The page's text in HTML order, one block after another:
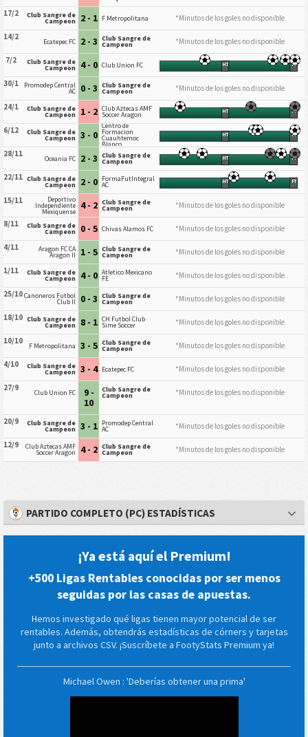
17/2 Club Sangre de
Campeon 2 - 1 F Metropolitana
*Minutos de los goles no disponible
14/2
Ecatepec FC 2 - 3 Club Sangre de
Campeon
*Minutos de los goles no disponible
7/2
Club Sangre de
Campeon 4 - 0 Club Union FC HT FT
30/1 Promodep Central
AC 0 - 3 Club Sangre de
Campeon
*Minutos de los goles no disponible
24/1
Club Sangre de
Campeon 1 - 2 Club Aztecas AMF
Soccer Aragon HT FT
6/12 Club Sangre de
Campeon 3 - 0
Centro de
Formacion
Cuauhtemoc
Blanco
HT FT
28/11 Oceania FC 2 - 3 Club Sangre de
Campeon HT FT
22/11 Club Sangre de
Campeon 2 - 0 FormaFutIntegral
AC HT FT
15/11 Deportivo
Independiente
Mexiquense 4 - 2 Club Sangre de
Campeon
*Minutos de los goles no disponible
8/11
Club Sangre de
Campeon 0 - 5 Chivas Alamos FC
*Minutos de los goles no disponible
4/11
Aragon FC CA
Aragon II 1 - 5 Club Sangre de
Campeon
*Minutos de los goles no disponible
1/11
Club Sangre de
Campeon 4 - 0 Atletico Mexicano
FE
*Minutos de los goles no disponible
25/10Canoneros Futbol
Club II 0 - 3 Club Sangre de
Campeon
*Minutos de los goles no disponible
18/10 Club Sangre de
Campeon 8 - 1 CH Futbol Club
Sime Soccer
*Minutos de los goles no disponible
10/10
F Metropolitana 3 - 5 Club Sangre de
Campeon
*Minutos de los goles no disponible
4/10
Club Sangre de
Campeon 3 - 4 Ecatepec FC
*Minutos de los goles no disponible
27/9
Club Union FC
9 -
10
Club Sangre de
Campeon *Minutos de los goles no disponible
20/9 Club Sangre de
Campeon 3 - 1 Promodep Central
AC
*Minutos de los goles no disponible
12/9
Club Aztecas AMF
Soccer Aragon 4 - 2 Club Sangre de
Campeon *Minutos de los goles no disponible
PARTIDO COMPLETO (PC) ESTADÍSTICAS
¡Ya está aquí el Premium!
+500 Ligas Rentables conocidas por ser menos
seguidas por las casas de apuestas.
Hemos investigado qué ligas tienen mayor potencial de ser
rentables. Además, obtendrás estadísticas de córners y tarjetas
junto a archivos CSV. ¡Suscríbete a FootyStats Premium ya!
Michael Owen : 'Deberías obtener una prima'